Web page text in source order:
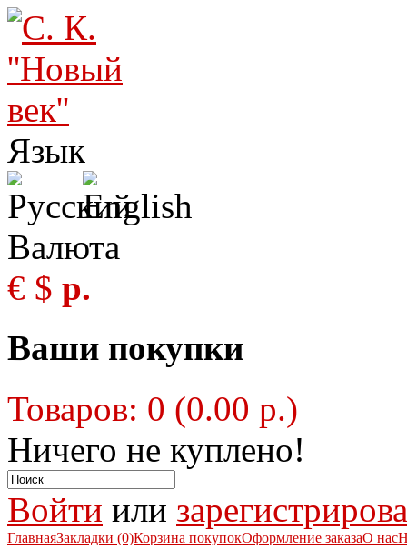
Язык
Валюта
€ $ р.
Ваши покупки
Товаров: 0 (0.00 р.)
Ничего не куплено!
Войти или
ГлавнаяЗакладки (0)Корзина покупокОформление заказаО нас